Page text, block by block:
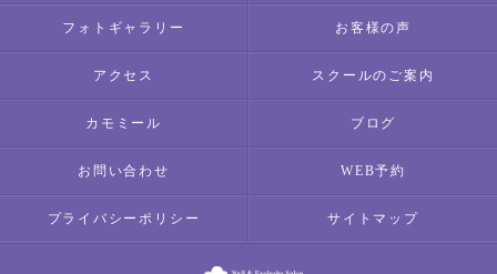
フォトギャラリー お客様の声
アクセス スクールのご案内
カモミール ブログ
お問い合わせ WEB予約
プライバシーポリシー サイトマップ